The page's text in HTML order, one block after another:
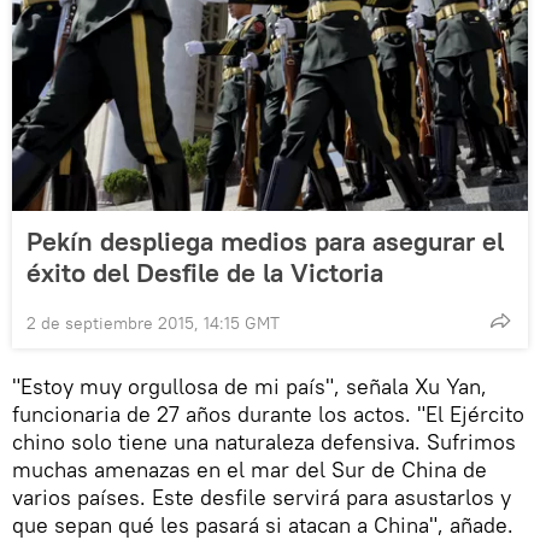
Pekín despliega medios para asegurar el
éxito del Desfile de la Victoria
2 de septiembre 2015, 14:15 GMT
"Estoy muy orgullosa de mi país", señala Xu Yan,
funcionaria de 27 años durante los actos. "El Ejército
chino solo tiene una naturaleza defensiva. Sufrimos
muchas amenazas en el mar del Sur de China de
varios países. Este desfile servirá para asustarlos y
que sepan qué les pasará si atacan a China", añade.